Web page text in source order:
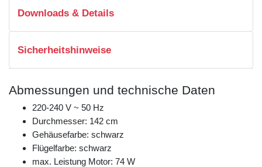
Downloads & Details
Sicherheitshinweise
Abmessungen und technische Daten
220-240 V ~ 50 Hz
Durchmesser: 142 cm
Gehäusefarbe: schwarz
Flügelfarbe: schwarz
max. Leistung Motor: 74 W